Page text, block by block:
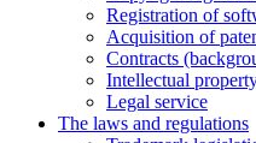
Registration of
Acquisition of
Contracts
Intellectual
Legal service
The laws and regulations